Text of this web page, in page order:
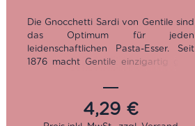
Die Gnocchetti Sardi von Gentile sind
das Optimum für jeden
leidenschaftlichen Pasta-Esser. Seit
1876 macht Gentile einzigartig gute
Traditionsbewusst wie Gentile ist,
wird hier noch mit Bronzeform
gepresst und schonend über drei bis
4,29 €